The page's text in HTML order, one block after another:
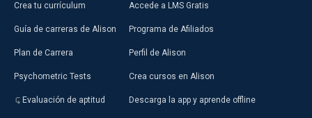
Crea tu currículum
Guía de carreras de Alison
Plan de Carrera
Psychometric Tests
Evaluación de aptitud
Accede a LMS Gratis
Programa de Afiliados
Perfil de Alison
Crea cursos en Alison
Descarga la app y aprende offline